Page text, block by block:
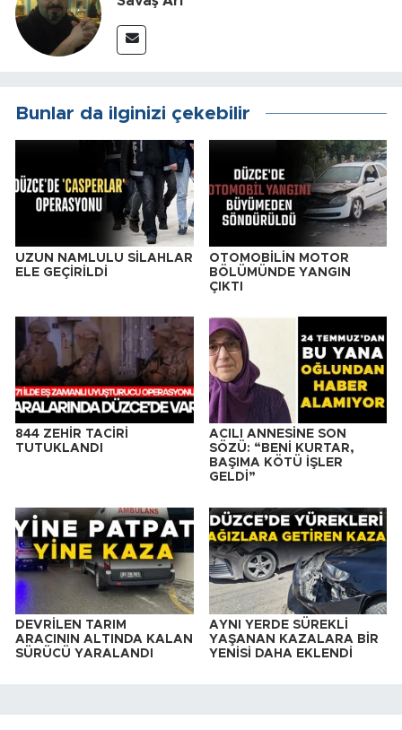
Bunlar da ilginizi çekebilir
UZUN NAMLULU SİLAHLAR
ELE GEÇİRİLDİ
OTOMOBİLİN MOTOR
BÖLÜMÜNDE YANGIN
ÇIKTI
844 ZEHİR TACİRİ
TUTUKLANDI
ACILI ANNESİNE SON
SÖZÜ: “BENİ KURTAR,
BAŞIMA KÖTÜ İŞLER
GELDİ”
DEVRİLEN TARIM
ARACININ ALTINDA KALAN
SÜRÜCÜ YARALANDI
AYNI YERDE SÜREKLİ
YAŞANAN KAZALARA BİR
YENİSİ DAHA EKLENDİ